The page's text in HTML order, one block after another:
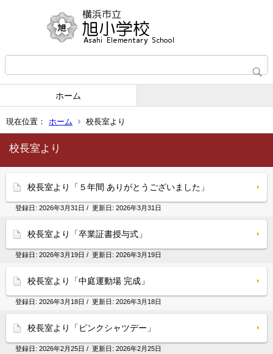
ホーム
現在位置： ホーム 校長室より
校長室より
校長室より「５年間 ありがとうございました」
登録日: 2026年3月31日 / 更新日: 2026年3月31日
校長室より「卒業証書授与式」
登録日: 2026年3月19日 / 更新日: 2026年3月19日
校長室より「中庭運動場 完成」
登録日: 2026年3月18日 / 更新日: 2026年3月18日
校長室より「ピンクシャツデー」
登録日: 2026年2月25日 / 更新日: 2026年2月25日